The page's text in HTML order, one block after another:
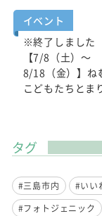
イベント
※終了しました
【7/8（土）～
8/18（金）】ね
こどもたちとま
タグ
#三島市内 #いい
#フォトジェニック